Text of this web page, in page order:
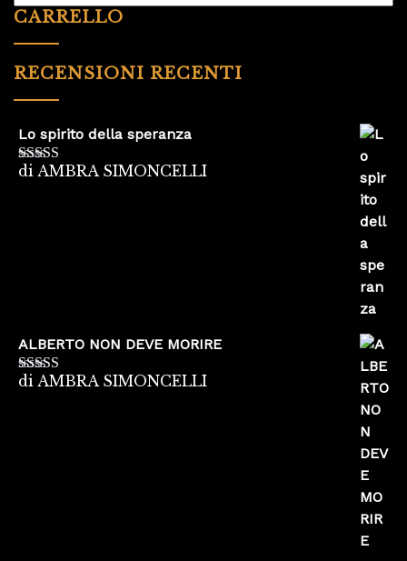
CARRELLO
RECENSIONI RECENTI
Lo spirito della speranza
Valutato5su
di AMBRA SIMONCELLI
ALBERTO NON DEVE MORIRE
Valutato5su
di AMBRA SIMONCELLI